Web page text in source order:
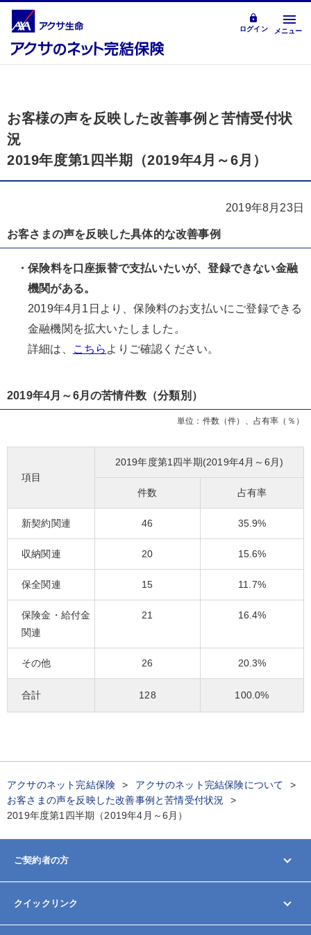
ログイン メニュー
お客様の声を反映した改善事例と苦情受付状
況
2019年度第1四半期（2019年4月～6月）
2019年8月23日
お客さまの声を反映した具体的な改善事例
・保険料を口座振替で支払いたいが、登録できない金融
機関がある。
2019年4月1日より、保険料のお支払いにご登録できる
金融機関を拡大いたしました。
詳細は、
こちら よりご確認ください。
2019年4月～6月の苦情件数（分類別）
単位：件数（件）、占有率（％）
項目
2019年度第1四半期(2019年4月～6月)
件数 占有率
合計 128 100.0%
新契約関連 46 35.9%
収納関連 20 15.6%
保全関連 15 11.7%
保険金・給付金
関連
21 16.4%
その他 26 20.3%
アクサのネット完結保険
アクサのネット完結保険について
お客さまの声を反映した改善事例と苦情受付状況
2019年度第1四半期（2019年4月～6月）
ご契約者の方
契約内容の変更/確認
お手続きガイド
クイックリンク